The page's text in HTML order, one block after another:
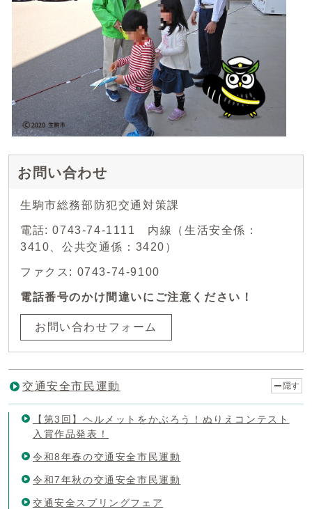
お問い合わせ
生駒市総務部防犯交通対策課
電話: 0743-74-1111 内線（生活安全係：
3410、公共交通係：3420）
ファクス: 0743-74-9100
電話番号のかけ間違いにご注意ください！
お問い合わせフォーム
交通安全市民運動 隠す
【第3回】ヘルメットをかぶろう！ぬりえコンテスト
入賞作品発表！
令和8年春の交通安全市民運動
令和7年秋の交通安全市民運動
交通安全スプリングフェア